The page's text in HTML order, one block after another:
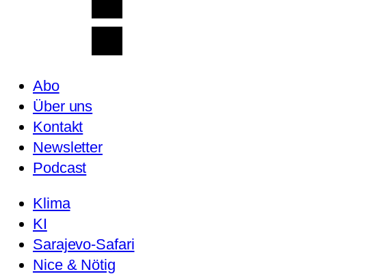
Abo
Über uns
Kontakt
Newsletter
Podcast
Klima
KI
Sarajevo-Safari
Nice & Nötig